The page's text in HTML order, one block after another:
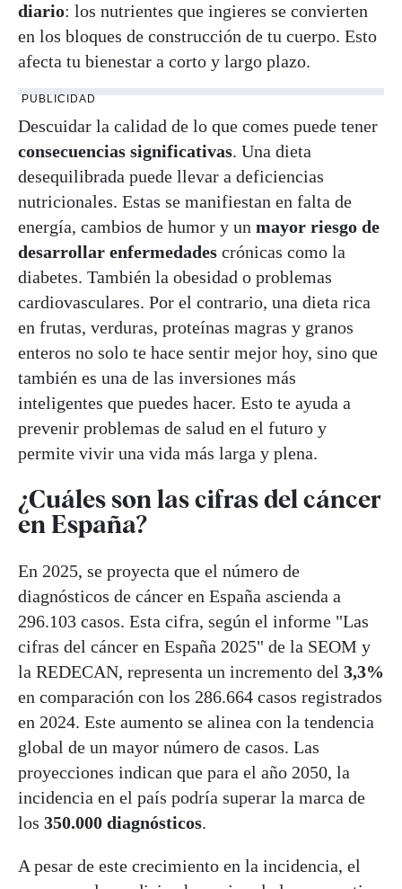
diario: los nutrientes que ingieres se convierten
en los bloques de construcción de tu cuerpo. Esto
afecta tu bienestar a corto y largo plazo.
PUBLICIDAD
Descuidar la calidad de lo que comes puede tener
consecuencias significativas. Una dieta
desequilibrada puede llevar a deficiencias
nutricionales. Estas se manifiestan en falta de
energía, cambios de humor y un mayor riesgo de
desarrollar enfermedades crónicas como la
diabetes. También la obesidad o problemas
cardiovasculares. Por el contrario, una dieta rica
en frutas, verduras, proteínas magras y granos
enteros no solo te hace sentir mejor hoy, sino que
también es una de las inversiones más
inteligentes que puedes hacer. Esto te ayuda a
prevenir problemas de salud en el futuro y
permite vivir una vida más larga y plena.
¿Cuáles son las cifras del cáncer
en España?
En 2025, se proyecta que el número de
diagnósticos de cáncer en España ascienda a
296.103 casos. Esta cifra, según el informe "Las
cifras del cáncer en España 2025" de la SEOM y
la REDECAN, representa un incremento del 3,3%
en comparación con los 286.664 casos registrados
en 2024. Este aumento se alinea con la tendencia
global de un mayor número de casos. Las
proyecciones indican que para el año 2050, la
incidencia en el país podría superar la marca de
los 350.000 diagnósticos.
A pesar de este crecimiento en la incidencia, el